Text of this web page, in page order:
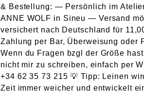
& Bestellung: — Persönlich im
ANNE WOLF in Sineu — Versand
versichert nach Deutschland für
Zahlung per Bar, Überweisung oder
Wenn du Fragen bzgl der Größe
nicht mir zu schreiben, einfach per
+34 62 35 73 215 💡 Tipp: Leinen
Zeit immer weicher und entwickelt